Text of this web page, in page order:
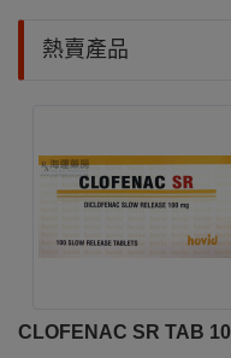
熱賣產品